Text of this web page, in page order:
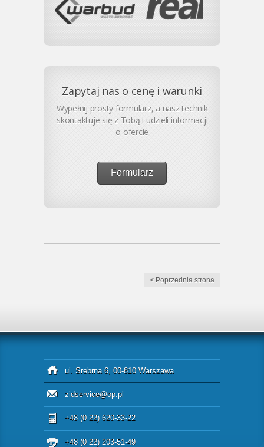
Zapytaj nas o cenę i warunki
Wypełnij prosty formularz, a nasz technik
skontaktuje się z Tobą i udzieli informacji
o ofercie
Formularz
< Poprzednia strona
ul. Srebrna 6, 00-810 Warszawa
zidservice@op.pl
+48 (0 22) 620-33-22
+48 (0 22) 203-51-49